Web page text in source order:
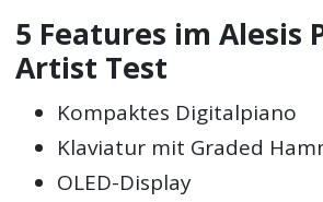
5 Features im Alesis
Artist Test
Kompaktes Digitalpiano
Klaviatur mit Graded
OLED-Display